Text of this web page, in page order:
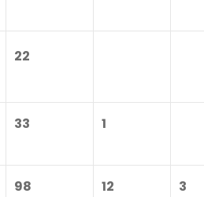
22
33 1
98 12 3